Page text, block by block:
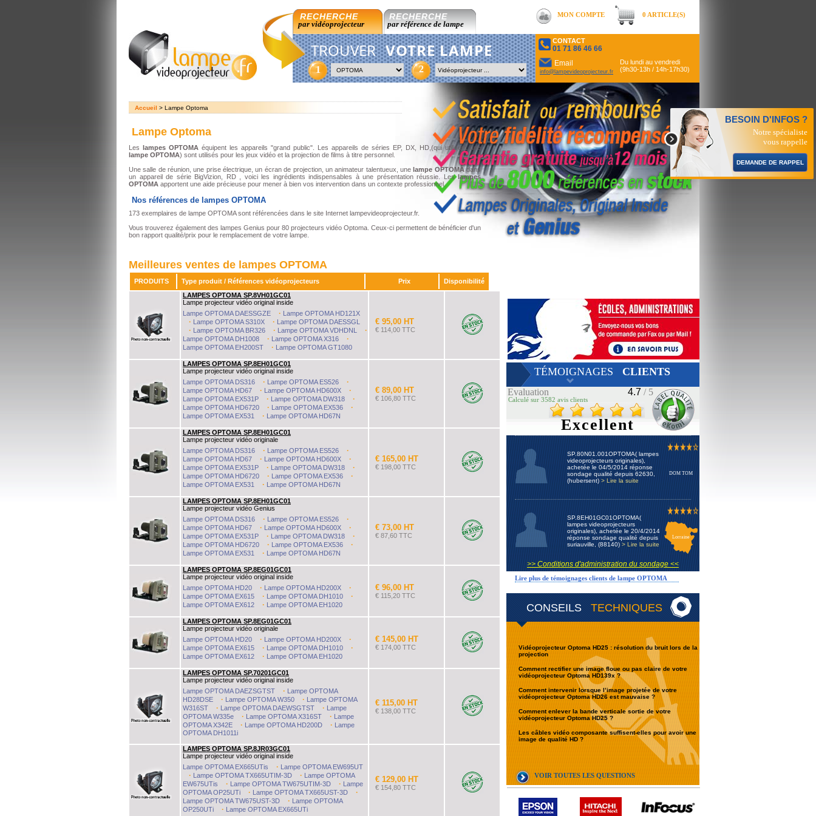
RECHERCHE
par vidéoprojecteur
RECHERCHE
par référence de lampe
0 ARTICLE(S)
MON COMPTE
TROUVER VOTRE LAMPE
1 2
CONTACT
01 71 86 46 66
Email
info@lampevideoprojecteur.fr
Du lundi au vendredi
(9h30-13h / 14h-17h30)
Accueil > Lampe Optoma
CONSEILS TECHNIQUES
BESOIN D'INFOS ?
Notre spécialiste
vous rappelle
DEMANDE DE RAPPEL
Vidéoprojecteur Optoma HD25 : résolution du bruit lors de la
projection
Comment rectifier une image floue ou pas claire de votre
vidéoprojecteur Optoma HD139x ?
Comment intervenir lorsque l’image projetée de votre
vidéoprojecteur Optoma HD26 est mauvaise ?
Comment enlever la bande verticale sortie de votre
vidéoprojecteur Optoma HD25 ?
Les câbles vidéo composante suffisent-elles pour avoir une
image de qualité HD ?
VOIR TOUTES LES QUESTIONS
TÉMOIGNAGES CLIENTS
Evaluation 4.7 / 5
Calculé sur 3582 avis clients
Excellent
SP.80N01.001OPTOMA( lampes
videoprojecteurs originales),
achetée le 04/5/2014 réponse
sondage qualité depuis 62630,
(hubersent) > Lire la suite
DOM TOM
SP.8EH01GC01OPTOMA(
lampes videoprojecteurs
originales), achetée le 20/4/2014
réponse sondage qualité depuis
suriauville, (88140) > Lire la suite
Lorraine
>> Conditions d'administration du sondage <<
Lire plus de témoignages clients de lampe OPTOMA
Lampe Optoma
Les lampes OPTOMA équipent les appareils "grand public". Les appareils de séries EP, DX, HD,(qui utilisent une
lampe OPTOMA) sont utilisés pour les jeux vidéo et la projection de films à titre personnel.
Une salle de réunion, une prise électrique, un écran de projection, un animateur talentueux, unelampe OPTOMAdans
un appareil de série BigVizion, RD , voici les ingrédients indispensables à une présentation réussie. Leslampes
OPTOMA apportent une aide précieuse pour mener à bien vos intervention dans un contexte professionnel.
Nos références de lampes OPTOMA
173 exemplaires de lampe OPTOMA sont référencées dans le site Internet lampevideoprojecteur.fr.
Vous trouverez également des lampes Genius pour 80 projecteurs vidéo Optoma. Ceux-ci permettent de bénéficier d'un
bon rapport qualité/prix pour le remplacement de votre lampe.
Meilleures ventes de lampes OPTOMA
LAMPES OPTOMA
Rated
4.51/5 based on
customer reviews
Toutes les lampes de vidéoprojecteur optoma fournit au meilleur prix, en stock à Paris, de €40 à €1053.
to €1053from
sellers
LAMPES OPTOMA
PRODUITS Type produit / Références vidéoprojecteurs Prix
Disponibilité
LAMPES OPTOMA SP.8VH01GC01
Lampe projecteur vidéo original inside
Lampe OPTOMA DAESSGZE
· Lampe OPTOMA HD121X
· Lampe OPTOMA S310X · Lampe OPTOMA DAESSGL
· Lampe OPTOMA BR326 · Lampe OPTOMA VDHDNL ·
Lampe OPTOMA DH1008 · Lampe OPTOMA X316 ·
Lampe OPTOMA EH200ST · Lampe OPTOMA GT1080
€ 95,00 HT
€ 114,00 TTC
LAMPES OPTOMA SP.8EH01GC01
Lampe projecteur vidéo original inside
Lampe OPTOMA DS316
· Lampe OPTOMA ES526 ·
Lampe OPTOMA HD67 · Lampe OPTOMA HD600X ·
Lampe OPTOMA EX531P · Lampe OPTOMA DW318 ·
Lampe OPTOMA HD6720 · Lampe OPTOMA EX536 ·
Lampe OPTOMA EX531 · Lampe OPTOMA HD67N
€ 89,00 HT
€ 106,80 TTC
LAMPES OPTOMA SP.8EH01GC01
Lampe projecteur vidéo originale
Lampe OPTOMA DS316
· Lampe OPTOMA ES526 ·
Lampe OPTOMA HD67 · Lampe OPTOMA HD600X ·
Lampe OPTOMA EX531P · Lampe OPTOMA DW318 ·
Lampe OPTOMA HD6720 · Lampe OPTOMA EX536 ·
Lampe OPTOMA EX531 · Lampe OPTOMA HD67N
€ 165,00 HT
€ 198,00 TTC
LAMPES OPTOMA SP.8EH01GC01
Lampe projecteur vidéo Genius
Lampe OPTOMA DS316
· Lampe OPTOMA ES526 ·
Lampe OPTOMA HD67 · Lampe OPTOMA HD600X ·
Lampe OPTOMA EX531P · Lampe OPTOMA DW318 ·
Lampe OPTOMA HD6720 · Lampe OPTOMA EX536 ·
Lampe OPTOMA EX531 · Lampe OPTOMA HD67N
€ 73,00 HT
€ 87,60 TTC
LAMPES OPTOMA SP.8EG01GC01
Lampe projecteur vidéo original inside
Lampe OPTOMA HD20
· Lampe OPTOMA HD200X ·
Lampe OPTOMA EX615 · Lampe OPTOMA DH1010 ·
Lampe OPTOMA EX612 · Lampe OPTOMA EH1020
€ 96,00 HT
€ 115,20 TTC
LAMPES OPTOMA SP.8EG01GC01
Lampe projecteur vidéo originale
Lampe OPTOMA HD20
· Lampe OPTOMA HD200X ·
Lampe OPTOMA EX615 · Lampe OPTOMA DH1010 ·
Lampe OPTOMA EX612 · Lampe OPTOMA EH1020
€ 145,00 HT
€ 174,00 TTC
LAMPES OPTOMA SP.70201GC01
Lampe projecteur vidéo original inside
Lampe OPTOMA DAEZSGTST
· Lampe OPTOMA
HD28DSE
· Lampe OPTOMA W350 · Lampe OPTOMA
W316ST
· Lampe OPTOMA DAEWSGTST · Lampe
OPTOMA W335e
· Lampe OPTOMA X316ST · Lampe
OPTOMA X342E
· Lampe OPTOMA HD200D · Lampe
OPTOMA DH1011i
€ 115,00 HT
€ 138,00 TTC
LAMPES OPTOMA SP.8JR03GC01
Lampe projecteur vidéo original inside
Lampe OPTOMA EX665UTis
· Lampe OPTOMA EW695UT
· Lampe OPTOMA TX665UTIM-3D · Lampe OPTOMA
EW675UTis
· Lampe OPTOMA TW675UTIM-3D · Lampe
OPTOMA OP25UTi
· Lampe OPTOMA TX665UST-3D ·
Lampe OPTOMA TW675UST-3D · Lampe OPTOMA
OP250UTi
· Lampe OPTOMA EX665UTi
€ 129,00 HT
€ 154,80 TTC